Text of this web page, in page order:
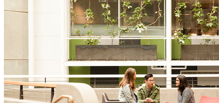
ACTIVE INVESTOR PLUS POLICY
PARENT CATEGORIES